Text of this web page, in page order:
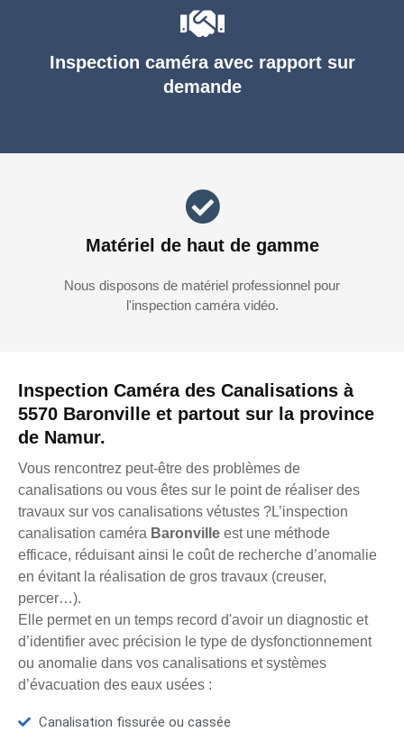
Inspection Caméra des Canalisations à
5570 Baronville et partout sur la province
de Namur.
Vous rencontrez peut-être des problèmes de
canalisations ou vous êtes sur le point de réaliser des
travaux sur vos canalisations vétustes ?L’inspection
canalisation caméra Baronville est une méthode
efficace, réduisant ainsi le coût de recherche d’anomalie
en évitant la réalisation de gros travaux (creuser,
percer…).
Elle permet en un temps record d'avoir un diagnostic et
d’identifier avec précision le type de dysfonctionnement
ou anomalie dans vos canalisations et systèmes
d’évacuation des eaux usées :
Canalisation fissurée ou cassée
Inspection caméra avec rapport sur
demande
Matériel de haut de gamme
Nous disposons de matériel professionnel pour
l'inspection caméra vidéo.